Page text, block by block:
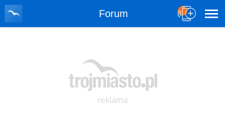
Forum